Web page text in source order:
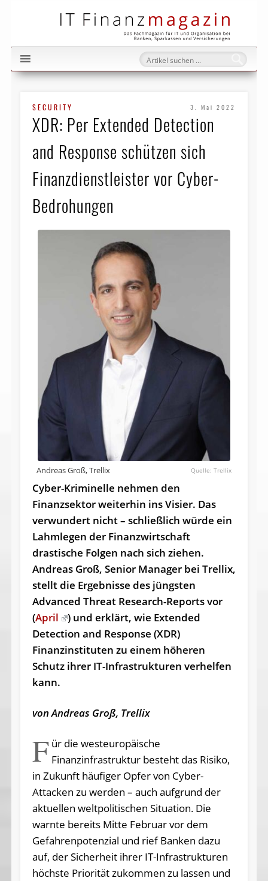
SECURITY 3. Mai 2022
XDR: Per Extended Detection
and Response schützen sich
Finanzdienstleister vor Cyber-
Bedrohungen
Andreas Groß, Trellix Trellix
Cyber-Kriminelle nehmen den
Finanzsektor weiterhin ins Visier. Das
verwundert nicht – schließlich würde ein
Lahmlegen der Finanzwirtschaft
drastische Folgen nach sich ziehen.
Andreas Groß, Senior Manager bei Trellix,
stellt die Ergebnisse des jüngsten
Advanced Threat Research-Reports vor
(April
) und erklärt, wie Extended
Detection and Response (XDR)
Finanzinstituten zu einem höheren
Schutz ihrer IT-Infrastrukturen verhelfen
kann.
von Andreas Groß, Trellix
F ür die westeuropäische
Finanzinfrastruktur besteht das Risiko,
in Zukunft häufiger Opfer von Cyber-
Attacken zu werden – auch aufgrund der
aktuellen weltpolitischen Situation. Die
warnte bereits Mitte Februar vor dem
Gefahrenpotenzial und rief Banken dazu
auf, der Sicherheit ihrer IT-Infrastrukturen
höchste Priorität zukommen zu lassen und